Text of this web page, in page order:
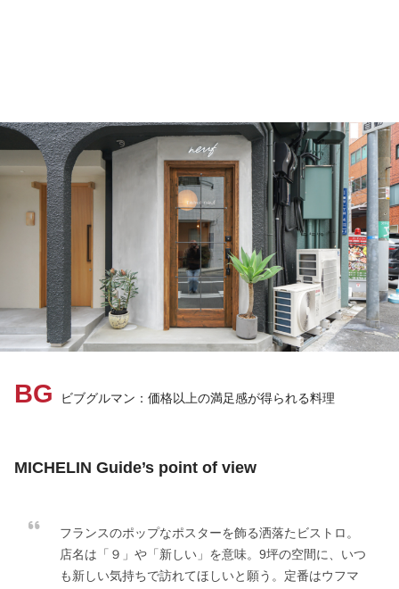
BG ビブグルマン：価格以上の満足感が得られる料理
MICHELIN Guide’s point of view
フランスのポップなポスターを飾る洒落たビストロ。
店名は「９」や「新しい」を意味。9坪の空間に、いつ
も新しい気持ちで訪れてほしいと願う。定番はウフマ